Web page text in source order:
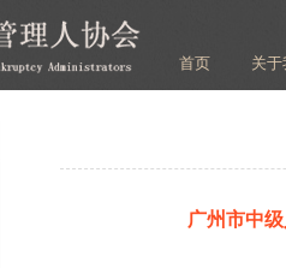
首页 关
广州市中